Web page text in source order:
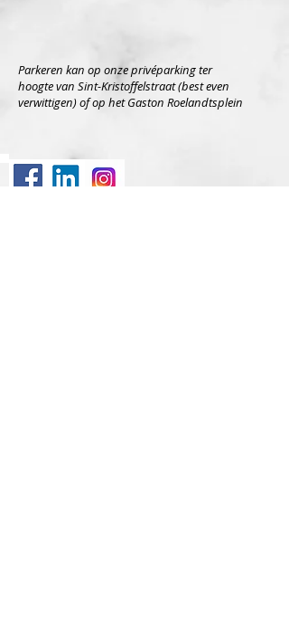
Parkeren kan op onze privéparking ter
hoogte van Sint-Kristoffelstraat (best even
verwittigen) of op het Gaston Roelandtsplein